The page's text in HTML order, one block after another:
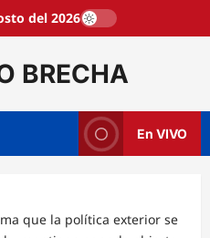
del 2026
BRECHA
En VIVO
que la política exterior se